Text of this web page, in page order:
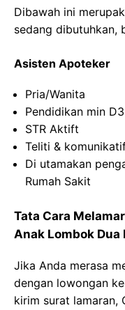
Dibawah ini
sedang dibutuhkan,
Asisten Apoteker
Pria/Wanita
Pendidikan min D3
STR Aktift
Teliti &
Di utamakan
Rumah Sakit
Tata Cara
Anak Lombok Dua
Jika Anda merasa
dengan lowongan
kirim surat lamaran,